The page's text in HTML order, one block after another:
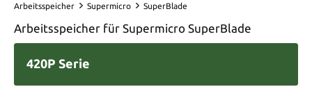
Arbeitsspeicher Supermicro SuperBlade
Arbeitsspeicher für Supermicro SuperBlade
420P Serie